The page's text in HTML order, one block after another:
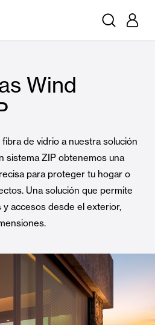
Wind
de vidrio a nuestra solución
sistema ZIP obtenemos una
para proteger tu hogar o
Una solución que permite
accesos desde el exterior,